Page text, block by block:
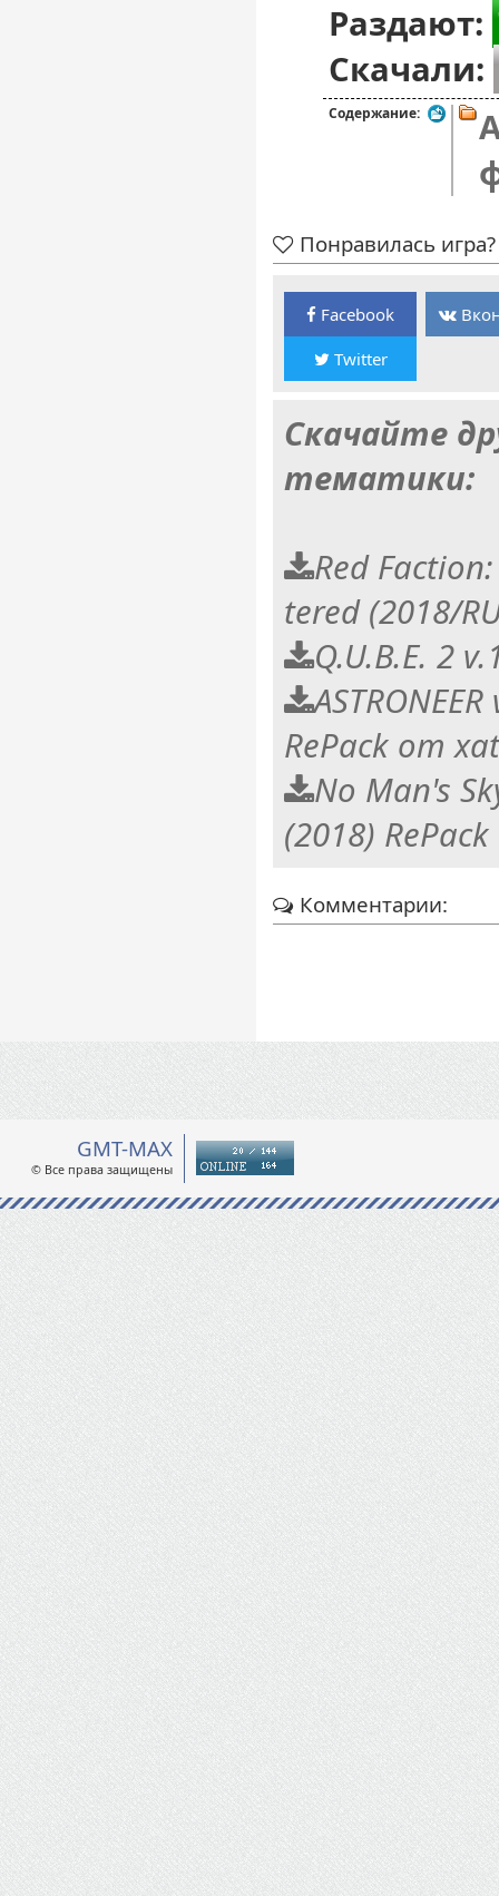
Раздают:
Скачали:
Содержание:
Понравилась
Facebook
Twitter
Скачайте
тематики:
Red
tered (2018/
Q.U.B.E. 2
RePack от
No Man's
(2018) RePack
Комментарии:
GMT-MAX
© Все права защищены